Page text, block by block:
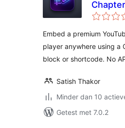
Embed a premium
player anywhere using a
block or shortcode. No
Satish Thakor
Minder dan 10
Getest met 7.0.2